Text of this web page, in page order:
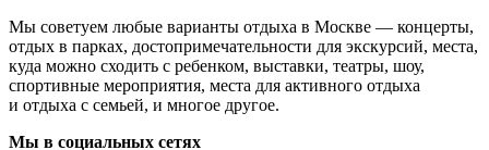
Мы советуем любые варианты отдыха в Москве — концерты,
отдых в парках, достопримечательности для экскурсий, места,
куда можно сходить с ребенком, выставки, театры, шоу,
спортивные мероприятия, места для активного отдыха
и отдыха с семьей, и многое другое.
Мы в социальных сетях